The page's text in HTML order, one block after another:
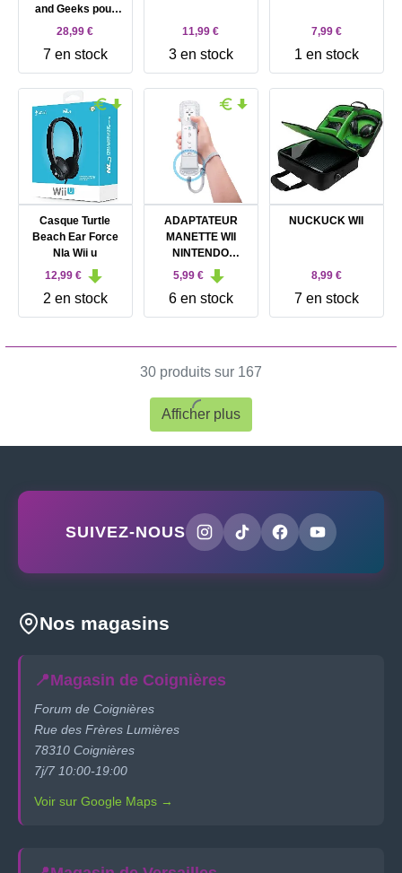
and Geeks pour
Ninetndo Wii U
28,99 €
7 en stock
11,99 €
3 en stock
7,99 €
1 en stock
Casque Turtle
Beach Ear Force
Nla Wii u
12,99 €
2 en stock
ADAPTATEUR
MANETTE WII
NINTENDO
MOTION PLUS
RVL-026
5,99 €
6 en stock
NUCKUCK WII
8,99 €
7 en stock
30 produits sur 167
Afficher plus
SUIVEZ-NOUS
Nos magasins
📍Magasin de Coignières
Forum de Coignières
Rue des Frères Lumières
78310 Coignières
7j/7 10:00-19:00
Voir sur Google Maps →